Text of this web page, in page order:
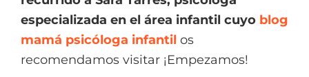
especializada en el área infantil cuyo blog
mamá psicóloga infantil os
recomendamos visitar ¡Empezamos!